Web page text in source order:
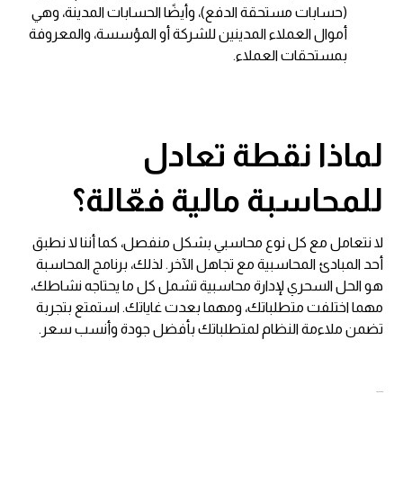
(حسابات مستحقة الدفع)، وأيضًا الحسابات المدينة، وهي
أموال العملاء المدينين للشركة أو المؤسسة، والمعروفة
بمستحقات العملاء.
لماذا نقطة تعادل
للمحاسبة مالية فعّالة؟
لا نتعامل مع كل نوع محاسبي بشكل منفصل، كما أننا لا نطبق
أحد المبادئ المحاسبية مع تجاهل الآخر. لذلك، برنامج المحاسبة
هو الحل السحري لإدارة محاسبية تشمل كل ما يحتاجه نشاطك،
مهما اختلفت متطلباتك، ومهما بعدت غاياتك. استمتع بتجربة
تضمن ملاءمة النظام لمتطلباتك بأفضل جودة وأنسب سعر.